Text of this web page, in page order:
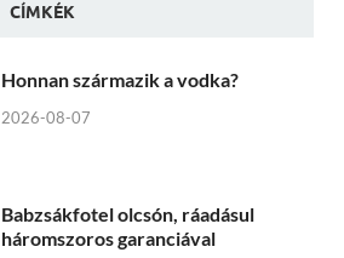
CÍMKÉK
Honnan származik a vodka?
2026-08-07
Babzsákfotel olcsón, ráadásul
háromszoros garanciával